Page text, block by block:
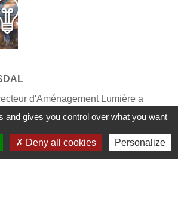
d'Aménagement Lumière a
comité du 12 juin 2024
and gives you control over what you want
Deny all cookies Personalize